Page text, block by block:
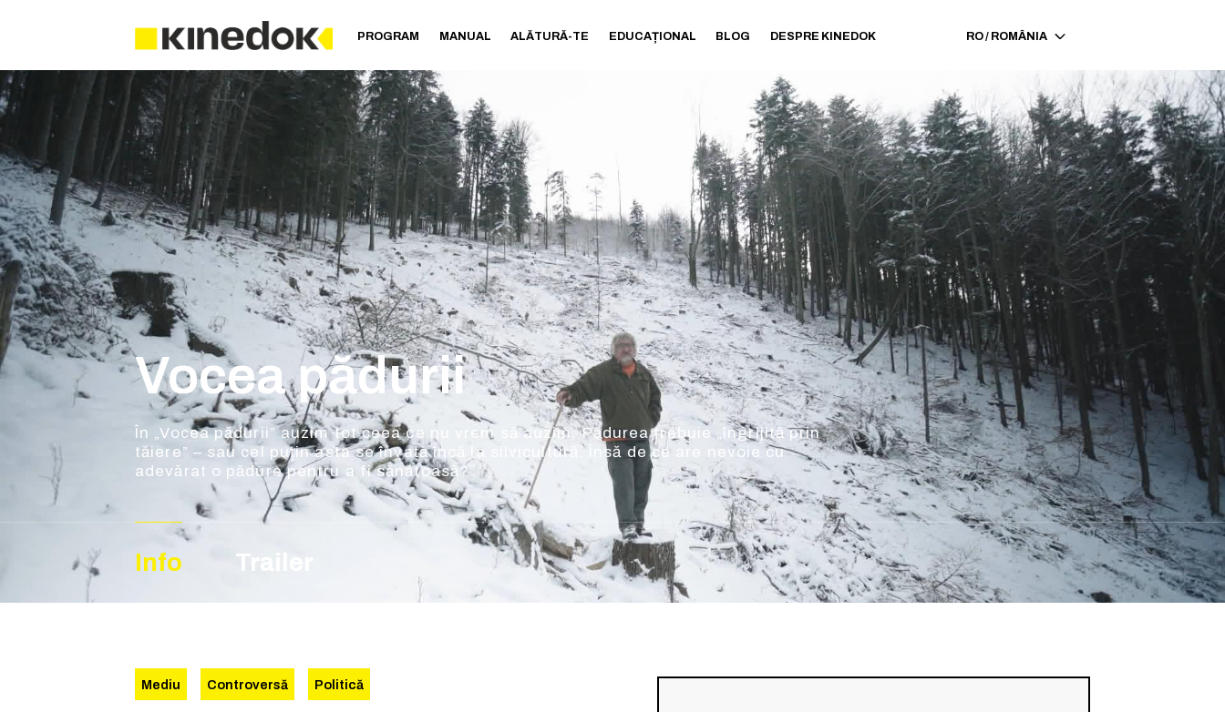
PROGRAM MANUAL ALĂTURĂ-TE EDUCAȚIONAL BLOG DESPRE KINEDOK RO/ ROMÂNIA
Vocea pădurii
În „Vocea pădurii” auzim tot ceea ce nu vrem să auzim. Pădurea trebuie „îngrijită prin
tăiere” – sau cel puțin asta se învață încă la silvicultură. Însă de ce are nevoie cu
adevărat o pădure pentru a fi sănătoasă?
Info Trailer
Mediu Controversă Politică